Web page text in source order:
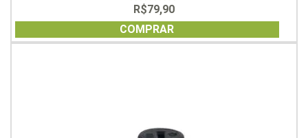
of
5
R$79,90
COMPRAR